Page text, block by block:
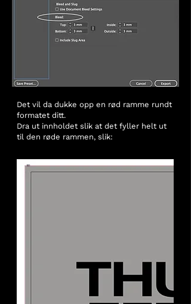
Det vil da dukke opp en rød ramme rundt
formatet ditt.
Dra ut innholdet slik at det fyller helt ut
til den røde rammen, slik: